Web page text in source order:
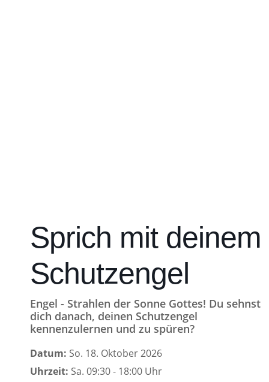
Sprich mit deinem
Schutzengel
Engel - Strahlen der Sonne Gottes! Du sehnst
dich danach, deinen Schutzengel
kennenzulernen und zu spüren?
Datum: So. 18. Oktober 2026
Uhrzeit: Sa. 09:30 - 18:00 Uhr